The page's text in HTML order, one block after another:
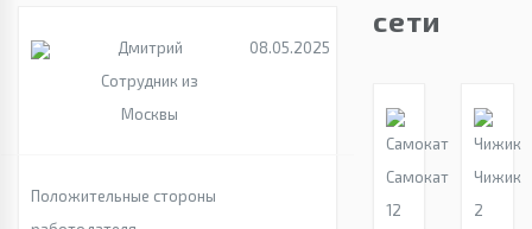
Дмитрий
Сотрудник из
Москвы
08.05.2025
Положительные стороны
сети
Самокат
12
Чижик
2